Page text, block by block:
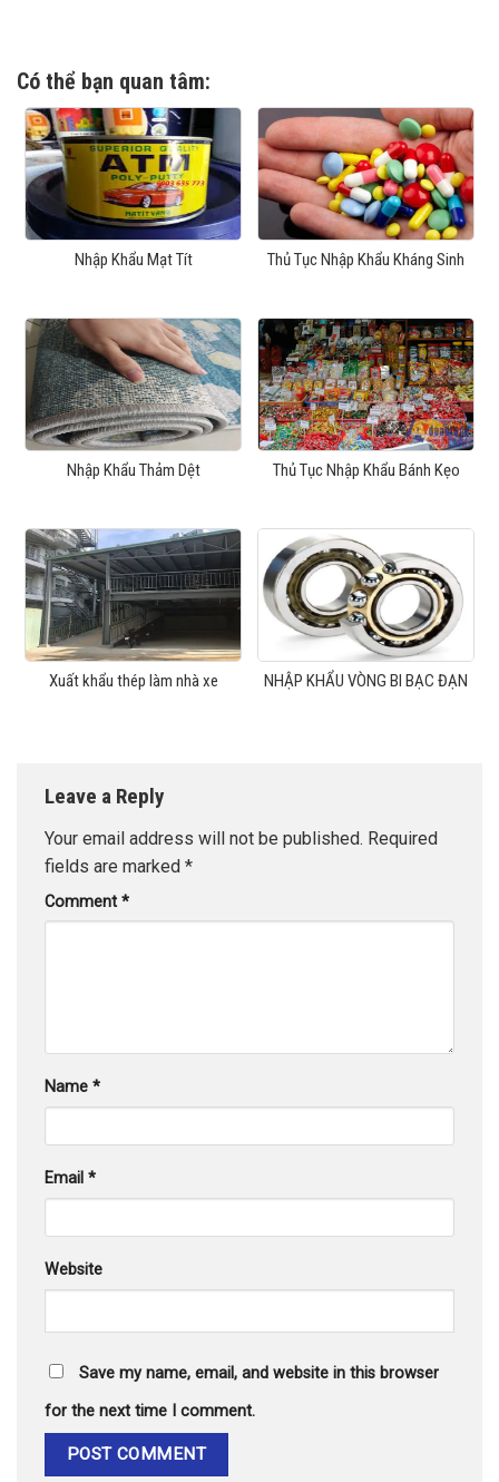
Có thể bạn quan tâm:
Nhập Khẩu Mạt Tít Thủ Tục Nhập Khẩu Kháng Sinh
Nhập Khẩu Thảm Dệt Thủ Tục Nhập Khẩu Bánh Kẹo
Xuất khẩu thép làm nhà xe NHẬP KHẨU VÒNG BI BẠC ĐẠN
Leave a Reply
Your email address will not be published. Required
fields are marked *
Comment *
Name *
Email *
Website
Save my name, email, and website in this browser
for the next time I comment.